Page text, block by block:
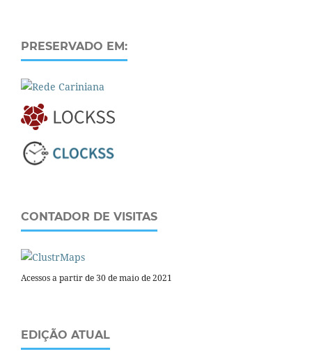
PRESERVADO EM:
CONTADOR DE VISITAS
Acessos a partir de 30 de maio de 2021
EDIÇÃO ATUAL